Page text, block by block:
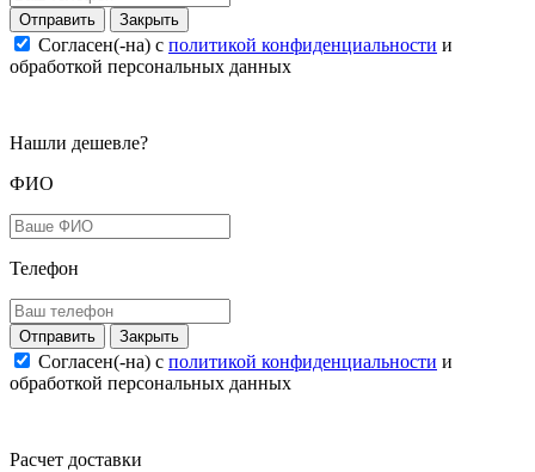
Закрыть
Согласен(-на) c политикой конфиденциальности и
обработкой персональных данных
Нашли дешевле?
ФИО
Телефон
Закрыть
Согласен(-на) c политикой конфиденциальности и
обработкой персональных данных
Расчет доставки